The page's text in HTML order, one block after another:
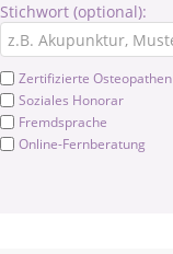
Stichwort (optional):
Zertifizierte Osteopathen
Soziales Honorar
Fremdsprache
Online-Fernberatung